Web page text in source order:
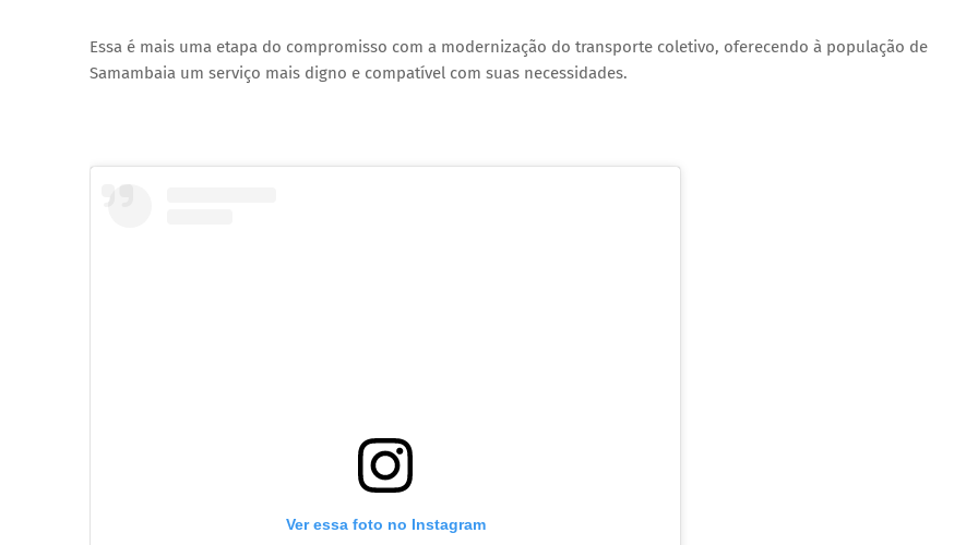
Essa é mais uma etapa do compromisso com a modernização do transporte coletivo, oferecendo à população de
Samambaia um serviço mais digno e compatível com suas necessidades.
Ver essa foto no Instagram